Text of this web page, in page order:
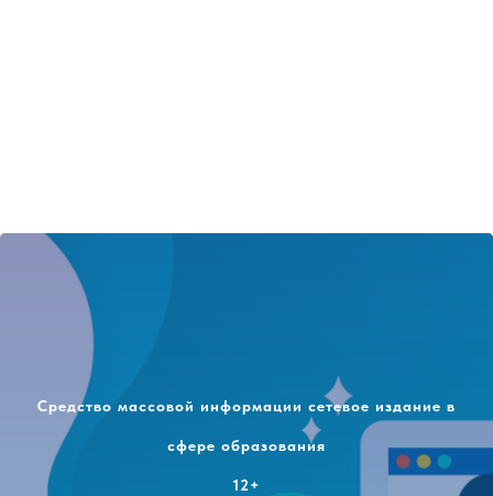
Средство массовой информации сетевое издание в
сфере образования
12+